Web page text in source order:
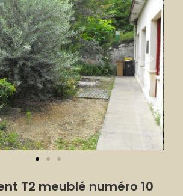
T2 meublé numéro 10